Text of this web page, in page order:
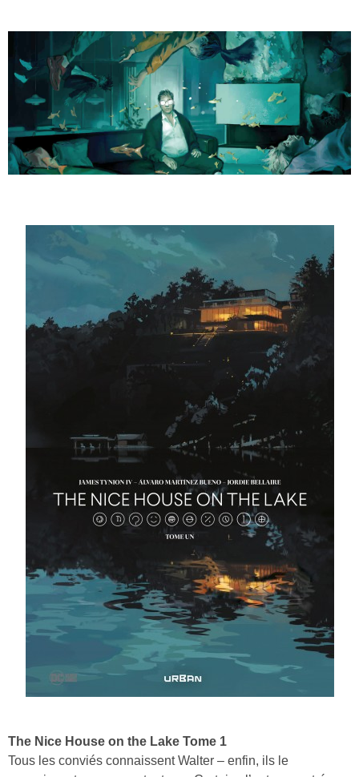
The Nice House on the Lake Tome 1
Tous les conviés connaissent Walter – enfin, ils le